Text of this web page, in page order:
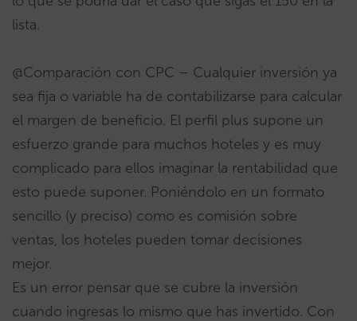
lista.
@Comparación con CPC – Cualquier inversión ya
sea fija o variable ha de contabilizarse para calcular
el margen de beneficio. El perfil plus supone un
esfuerzo grande para muchos hoteles y es muy
complicado para ellos imaginar la rentabilidad que
esto puede suponer. Poniéndolo en un formato
sencillo (y preciso) como es comisión sobre
ventas, los hoteles pueden tomar decisiones
mejor.
Es un error pensar que se cubre la inversión
cuando ingresas lo mismo que has invertido. Con